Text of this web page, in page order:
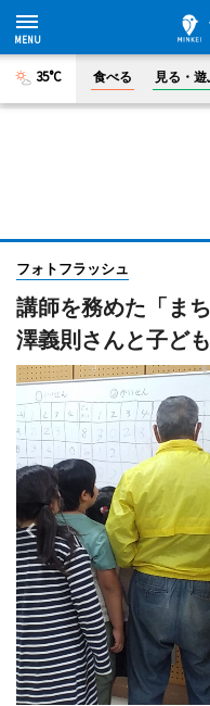
35°C 食べる 見る・遊
フォトフラッシュ
講師を務めた「ま
澤義則さんと子ど